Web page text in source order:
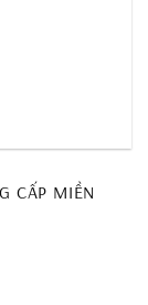
CẤP MIỀN